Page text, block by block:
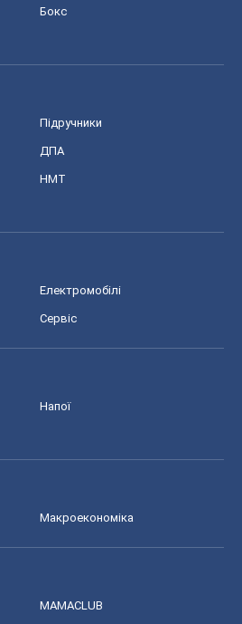
Бокс
Підручники
ДПА
НМТ
Електромобілі
Сервіс
Напої
Макроекономіка
MAMACLUB